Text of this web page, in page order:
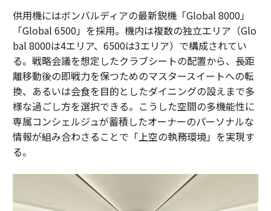
供用機にはボンバルディアの最新鋭機「Global 8000」
「Global 6500」を採用。機内は複数の独立エリア（Glo
bal 8000は4エリア、6500は3エリア）で構成されてい
る。戦略会議を想定したクラブシートの配置から、長距
離移動後の即戦力を保つためのマスタースイートへの転
換、あるいは会食を目的としたダイニングの設えまで多
様な過ごし方を選択できる。こうした空間の多機能性に
専属コンシェルジュが蓄積したオーナーのパーソナルな
情報が組み合わさることで「上空の執務環境」を実現す
る。